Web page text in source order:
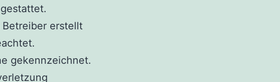
erstellt
gekennzeichnet.